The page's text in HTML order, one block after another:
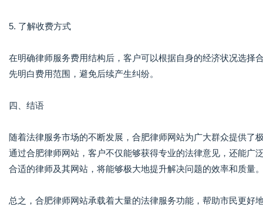
5. 了解收费方式
在明确律师服务费用结构后，客户可以根据自身的经济状况选择
先明白费用范围，避免后续产生纠纷。
四、结语
随着法律服务市场的不断发展，合肥律师网站为广大群众提供
通过合肥律师网站，客户不仅能够获得专业的法律意见，还能广
合适的律师及其网站，将能够极大地提升解决问题的效率和质量
总之，合肥律师网站承载着大量的法律服务功能，帮助市民更